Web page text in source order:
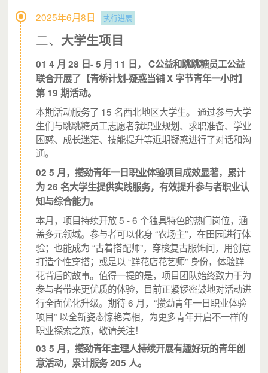
丰富、自信且勇敢的人，他喜欢现在的自己。
（学长与浩浩一对一沟通）
（浩浩在32小时能力提升实验室中表达自己的观点）
2025年6月8日 执行进展
二、 大学生项目
01 4 月 28 日- 5 月 11 日， C公益和跳跳糖员工公益
联合开展了【青桥计划-疑惑当铺 X 字节青年一小时】
第 19 期活动。
本期活动服务了 15 名西北地区大学生。 通过参与大学
生们与跳跳糖员工志愿者就职业规划、求职准备、学业
困惑、成长迷茫、技能提升等近期疑惑进行了对话和沟
通。
02 5 月，攒劲青年一日职业体验项目成效显著，累计
为 26 名大学生提供实践服务，有效提升参与者职业认
知与综合能力。
本月，项目持续开放 5 - 6 个独具特色的热门岗位，涵
盖多元领域。参与者可以化身 “农场主”，在田园进行体
验；也能成为 “古着搭配师”，穿梭复古服饰间，用创意
打造个性穿搭；或是以 “鲜花店花艺师” 身份，体验鲜
花背后的故事。值得一提的是，项目团队始终致力于为
参与者带来更优质的体验，目前正紧锣密鼓地对活动进
行全面优化升级。期待 6 月，“攒劲青年一日职业体验
项目” 以全新姿态惊艳亮相，为更多青年开启不一样的
职业探索之旅，敬请关注！
03 5 月，攒劲青年主理人持续开展有趣好玩的青年创
意活动，累计服务 205 人。